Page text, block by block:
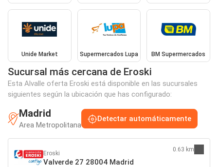
Unide Market Supermercados Lupa BM Supermercados
Sucursal más cercana de Eroski
Esta Alvalle oferta Eroski está disponible en las sucursales
siguientes según la ubicación que has configurado:
Madrid
Area Metropolitana
Detectar automáticamente
Eroski
Valverde 27 28004 Madrid
0.63 km